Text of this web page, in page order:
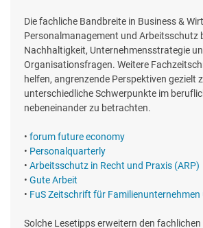
Die fachliche Bandbreite in Business &
Personalmanagement und Arbeitsschutz
Nachhaltigkeit, Unternehmensstrategie
Organisationsfragen. Weitere
helfen, angrenzende Perspektiven gezielt
unterschiedliche Schwerpunkte im
nebeneinander zu betrachten.
• forum future economy
• Personalquarterly
• Arbeitsschutz in Recht und Praxis (ARP)
• Gute Arbeit
• FuS Zeitschrift für Familienunternehmen
Solche Lesetipps erweitern den fachlichen